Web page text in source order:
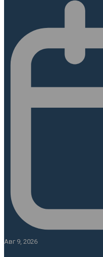
Авг 9, 2026